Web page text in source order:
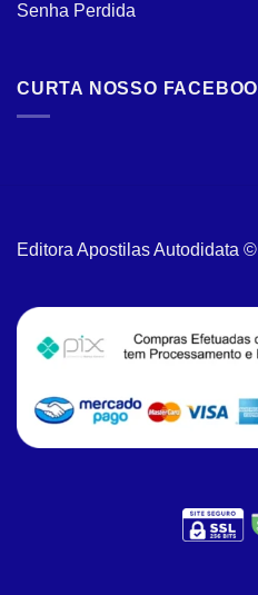
Senha Perdida
CURTA NOSSO
Editora Apostilas Autodidata